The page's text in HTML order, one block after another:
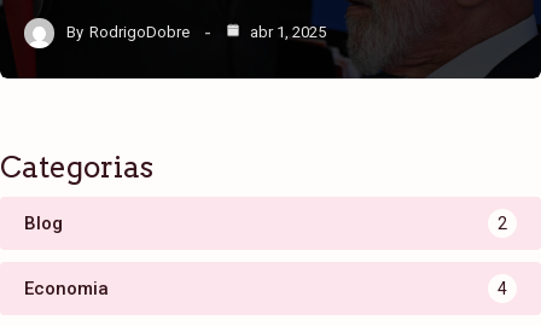
By RodrigoDobre abr 1, 2025
Categorias
Blog 2
Economia 4